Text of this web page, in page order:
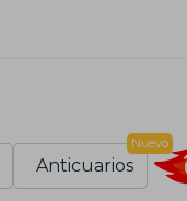
Anticuarios
Nuevo